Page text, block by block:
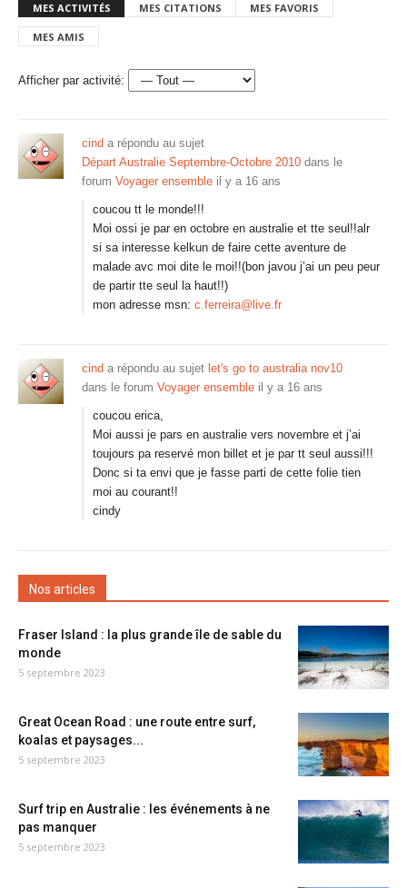
MES ACTIVITÉS MES CITATIONS MES FAVORIS
MES AMIS
Afficher par activité:
cind a répondu au sujet
Départ Australie Septembre-Octobre 2010 dans le
forum Voyager ensemble il y a 16 ans
coucou tt le monde!!!
Moi ossi je par en octobre en australie et tte seul!!alr
si sa interesse kelkun de faire cette aventure de
malade avc moi dite le moi!!(bon javou j’ai un peu peur
de partir tte seul la haut!!)
mon adresse msn: c.ferreira@live.fr
cind a répondu au sujet let's go to australia nov10
dans le forum Voyager ensemble il y a 16 ans
coucou erica,
Moi aussi je pars en australie vers novembre et j’ai
toujours pa reservé mon billet et je par tt seul aussi!!!
Donc si ta envi que je fasse parti de cette folie tien
moi au courant!!
cindy
Nos articles
Fraser Island : la plus grande île de sable du
monde
5 septembre 2023
Great Ocean Road : une route entre surf,
koalas et paysages...
5 septembre 2023
Surf trip en Australie : les événements à ne
pas manquer
5 septembre 2023